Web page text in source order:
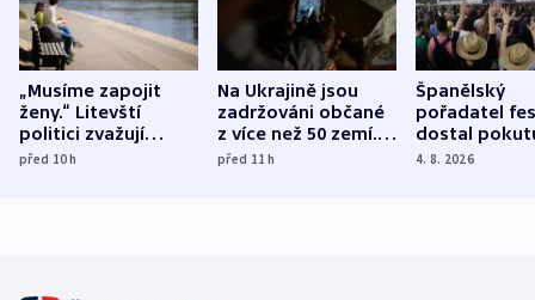
„Musíme zapojit
ženy.“ Litevští
politici zvažují
dohodu o
před 10h
Na Ukrajině jsou
zadržováni občané
z více než 50 zemí.
Bojovali na straně
před 11h
Španělský
pořadatel
dostal
nekalé
4. 8. 2026